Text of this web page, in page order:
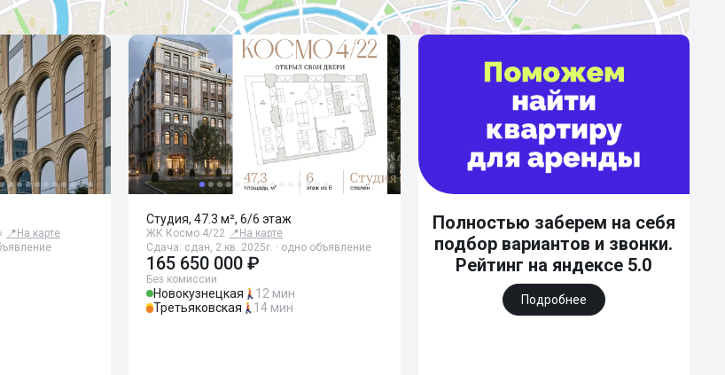
📍 На карте
Студия, 47.3 м², 6/6 этаж
ЖК Космо 4/22 📍 На карте
Сдача: сдан, 2 кв. 2025г. · одно объявление
165 650 000 ₽
Без комиссии
Новокузнецкая
12 мин
Третьяковская
14 мин
Полностью заберем на себя
подбор вариантов и звонки.
Рейтинг на яндексе 5.0
Подробнее